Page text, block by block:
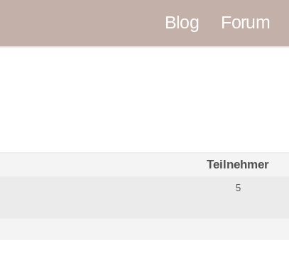
Blog Forum
Teilnehmer
5